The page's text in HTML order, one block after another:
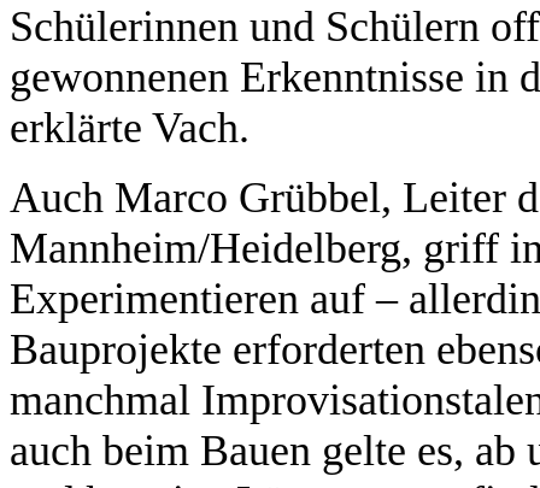
Schülerinnen und Schülern
gewonnenen Erkenntnisse in
erklärte Vach.
Auch Marco Grübbel, Leiter
Mannheim/Heidelberg, griff
Experimentieren auf –
Bauprojekte erforderten
manchmal
auch beim Bauen gelte es, ab